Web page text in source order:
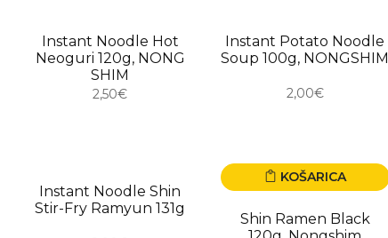
Instant Noodle Hot
Neoguri 120g, NONG
SHIM
2,50€
Instant Potato Noodle
Soup 100g, NONGSHIM
2,00€
Instant Noodle Shin
Stir-Fry Ramyun 131g
KOŠARICA
Shin Ramen Black